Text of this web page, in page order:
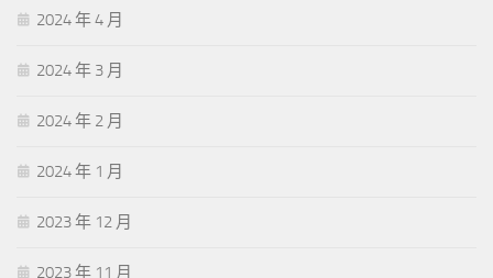
2024 年 4 月
2024 年 3 月
2024 年 2 月
2024 年 1 月
2023 年 12 月
2023 年 11 月